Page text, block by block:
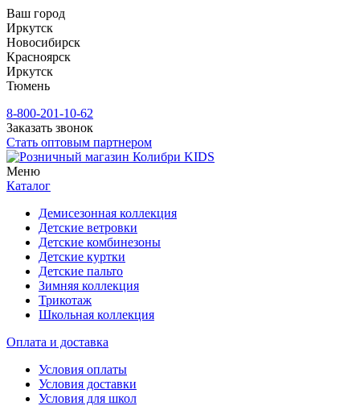
Ваш город
Иркутск
Новосибирск
Красноярск
Иркутск
Тюмень
8-800-201-10-62
Заказать звонок
Стать оптовым партнером
Меню
Каталог
Демисезонная коллекция
Детские ветровки
Детские комбинезоны
Детские куртки
Детские пальто
Зимняя коллекция
Трикотаж
Школьная коллекция
Оплата и доставка
Условия оплаты
Условия доставки
Условия для школ